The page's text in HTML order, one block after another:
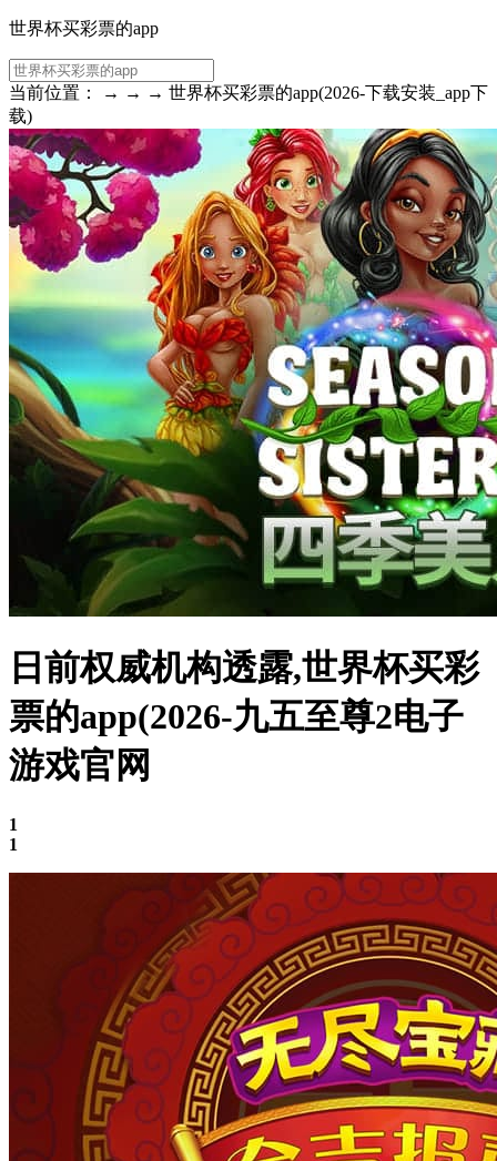
世界杯买彩票的app
当前位置： → → → 世界杯买彩票的app(2026-下载安装_app下
载)
日前权威机构透露,世界杯买彩
票的app(2026-九五至尊2电子
游戏官网
1
1